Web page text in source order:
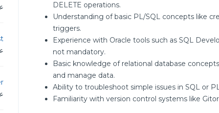
DELETE operations.
Understanding of basic PL/SQL concepts like
triggers.
Experience with Oracle tools such as SQL
not mandatory.
Basic knowledge of relational database
and manage data.
Ability to troubleshoot simple issues in SQL or
Familiarity with version control systems like